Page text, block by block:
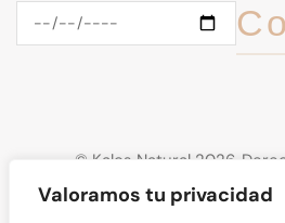
Valoramos tu privacidad
© Kalos Natural 2026.